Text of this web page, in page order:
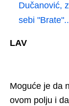
Dučanović,
sebi
LAV
Moguće je da
ovom polju i